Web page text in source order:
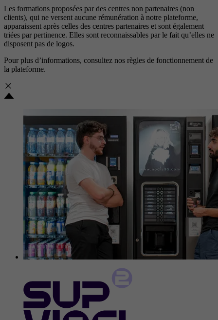
Les formations proposées par des centres non partenaires (non
clients), qui ne versent aucune rémunération à notre plateforme,
apparaissent après celles des centres partenaires et sont également
triées par pertinence. Elles sont reconnaissables par le fait qu’elles ne
disposent pas de logos.
Pour plus d’informations, consultez nos règles de fonctionnement de
la plateforme.